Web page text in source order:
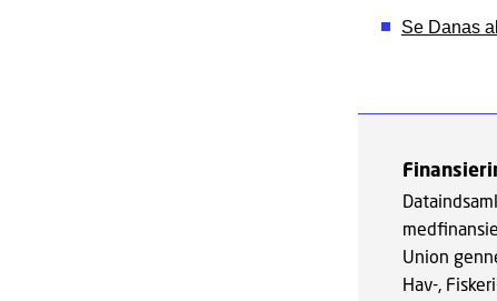
Se Danas
Union
Hav-,